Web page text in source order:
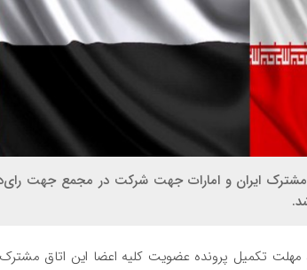
ایران و امارات جهت شرکت در مجمع جهت
مهلت تکمیل پرونده عضویت کلیه اعضا این اتاق